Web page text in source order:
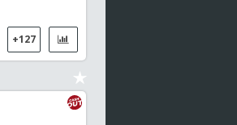
05:40Masters de Corea, Individual Masculino
Hyeok Jin Jeon (CDS) / Yoo, Tae Bin
Masters de Corea, Individual Femenino
+127